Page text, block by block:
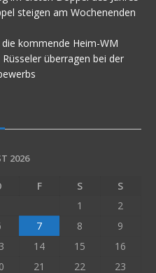
steigen am Wochenenden
kommende Heim-WM
überragen bei der
2026
F S
S
1
2
7 8
9
14 15
16
21 22
23